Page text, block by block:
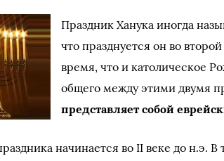
Праздник Ханука иногда
что празднуется он во
время, что и католическое
общего между этими двумя
представляет собой
начинается во II веке до н.э.